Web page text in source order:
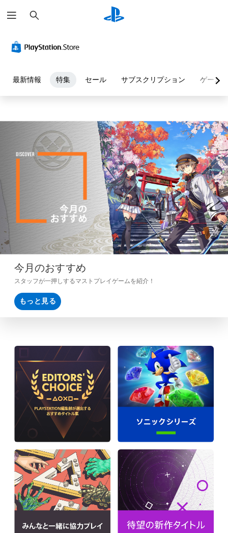
索
最新情報 特集 セール サブスクリプション ゲーム
特
今月のおすすめ
スタッフが一押しするマストプレイゲームを紹介！
もっと見る